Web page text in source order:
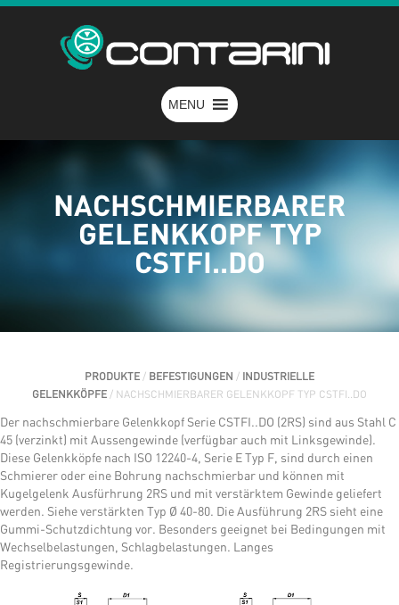
MENU
NACHSCHMIERBARER
GELENKKOPF TYP
CSTFI..DO
PRODUKTE / BEFESTIGUNGEN /
INDUSTRIELLE
GELENKKÖPFE / NACHSCHMIERBARER GELENKKOPF TYP CSTFI..DO
Der nachschmierbare Gelenkkopf Serie CSTFI..DO (2RS) sind aus Stahl C
45 (verzinkt) mit Aussengewinde (verfügbar auch mit Linksgewinde).
Diese Gelenkköpfe nach ISO 12240-4, Serie E Typ F, sind durch einen
Schmierer oder eine Bohrung nachschmierbar und können mit
Kugelgelenk Ausfürhrung 2RS und mit verstärktem Gewinde geliefert
werden. Siehe verstärkten Typ Ø 40-80. Die Ausführung 2RS sieht eine
Gummi-Schutzdichtung vor. Besonders geeignet bei Bedingungen mit
Wechselbelastungen, Schlagbelastungen. Langes
Registrierungsgewinde.